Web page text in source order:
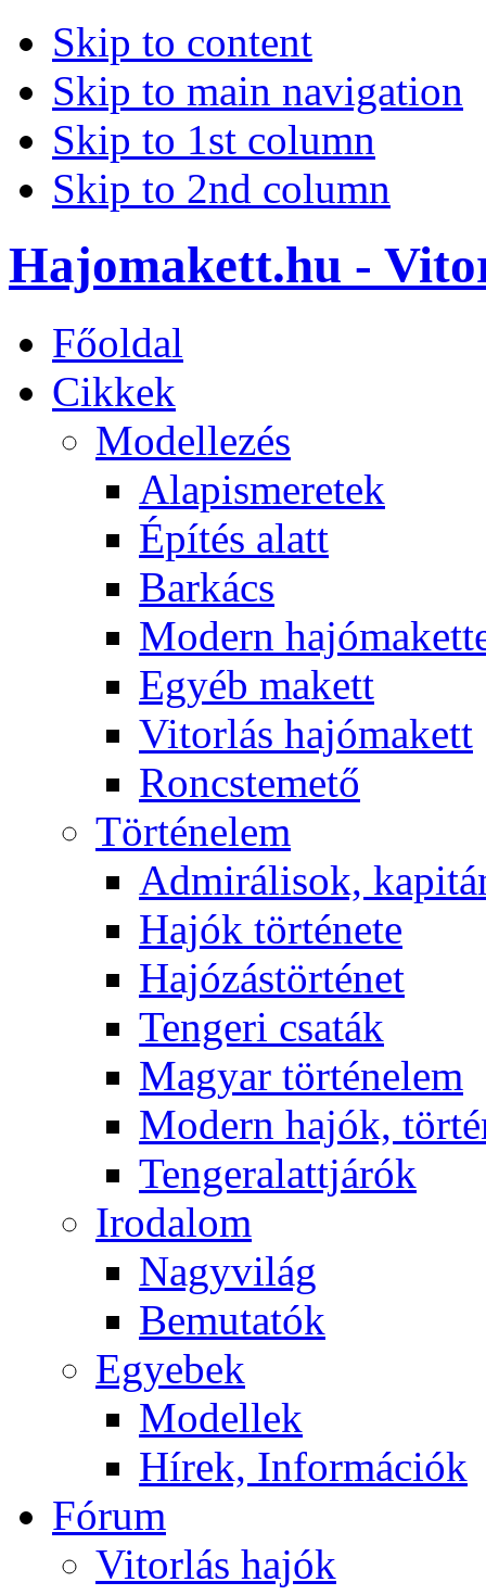
Skip to content
Skip to main navigation
Skip to 1st column
Skip to 2nd column
Hajomakett.hu -
Főoldal
Cikkek
Modellezés
Alapismeretek
Építés alatt
Barkács
Modern
Egyéb makett
Vitorlás hajómakett
Roncstemető
Történelem
Admirálisok,
Hajók története
Hajózástörténet
Tengeri csaták
Magyar történelem
Modern hajók,
Tengeralattjárók
Irodalom
Nagyvilág
Bemutatók
Egyebek
Modellek
Hírek, Információk
Fórum
Vitorlás hajók